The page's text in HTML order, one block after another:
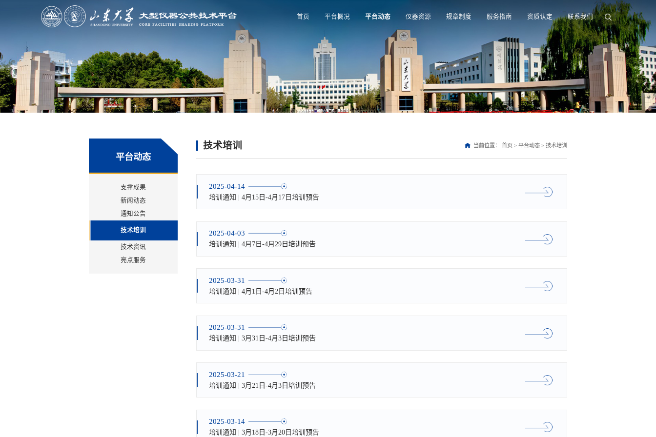
首页 平台概况 平台动态 仪器资源 规章制度 服务指南 资质认定 联系我们
平台动态
支撑成果
新闻动态
通知公告
技术培训
技术资讯
亮点服务
技术培训 当前位置： 首页 > 平台动态> 技术培训
2025-04-14
培训通知 | 4月15日-4月17日培训预告
2025-04-03
培训通知 | 4月7日-4月29日培训预告
2025-03-31
培训通知 | 4月1日-4月2日培训预告
2025-03-31
培训通知 | 3月31日-4月3日培训预告
2025-03-21
培训通知 | 3月21日-4月3日培训预告
2025-03-14
培训通知 | 3月18日-3月20日培训预告